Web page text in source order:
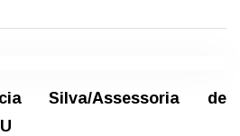
Silva/Assessoria de